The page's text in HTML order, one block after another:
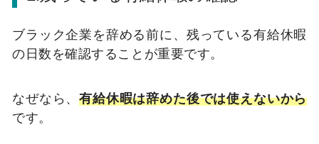
ブラック企業を辞める前に、残っている有給休暇
の日数を確認することが重要です。
なぜなら、有給休暇は辞めた後では使えないから
です。